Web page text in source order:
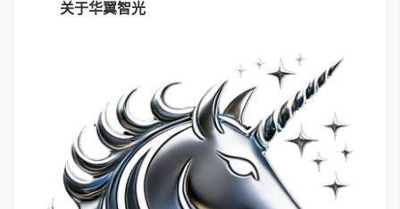
关于华翼智光